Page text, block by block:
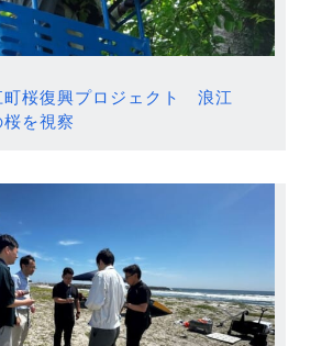
町桜復興プロジェクト 浪江
を視察